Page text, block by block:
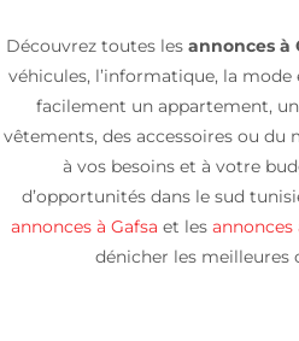
Découvrez toutes les annonces à
véhicules, l’informatique, la
facilement un appartement,
vêtements, des accessoires ou
à vos besoins et à votre
d’opportunités dans le sud
annonces à Gafsa et les annonces
dénicher les meilleures